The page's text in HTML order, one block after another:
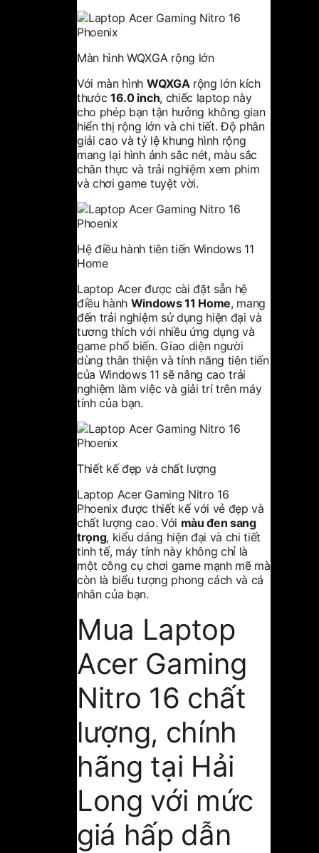
Màn hình WQXGA rộng lớn
Với màn hình WQXGA rộng lớn kích
thước16.0 inch, chiếc laptop này
cho phép bạn tận hưởng không gian
hiển thị rộng lớn và chi tiết. Độ phân
giải cao và tỷ lệ khung hình rộng
mang lại hình ảnh sắc nét, màu sắc
chân thực và trải nghiệm xem phim
và chơi game tuyệt vời.
Hệ điều hành tiên tiến Windows 11
Home
Laptop Acerđược cài đặt sẵn hệ
điều hành Windows 11 Home, mang
đến trải nghiệm sử dụng hiện đại và
tương thích với nhiều ứng dụng và
game phổ biến. Giao diện người
dùng thân thiện và tính năng tiên tiến
của Windows 11 sẽ nâng cao trải
nghiệm làm việc và giải trí trên máy
tính của bạn.
Thiết kế đẹp và chất lượng
Laptop Acer Gaming Nitro 16
Phoenix được thiết kế với vẻ đẹp và
chất lượng cao. Với màu đen sang
trọng, kiểu dáng hiện đại và chi tiết
tinh tế, máy tính này không chỉ là
một công cụ chơi game mạnh mẽ mà
còn là biểu tượng phong cách và cá
nhân của bạn.
Mua Laptop
Acer Gaming
Nitro 16 chất
lượng, chính
hãng tại Hải
Long với mức
giá hấp dẫn